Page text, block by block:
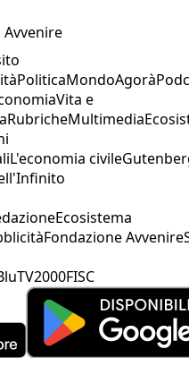
PoliticaMondoAgorà
Vita e
RubricheMultimedia
L'economia civile
Ecosistema
Fondazione Avvenire
TV2000FISC